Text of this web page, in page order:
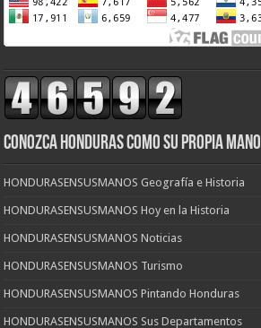
CONOZCA HONDURAS COMO SU PROPIA MANO
HONDURASENSUSMANOS Geografía e Historia
HONDURASENSUSMANOS Hoy en la Historia
HONDURASENSUSMANOS Noticias
HONDURASENSUSMANOS Turismo
HONDURASENSUSMANOS Pintando Honduras
HONDURASENSUSMANOS Sus Departamentos